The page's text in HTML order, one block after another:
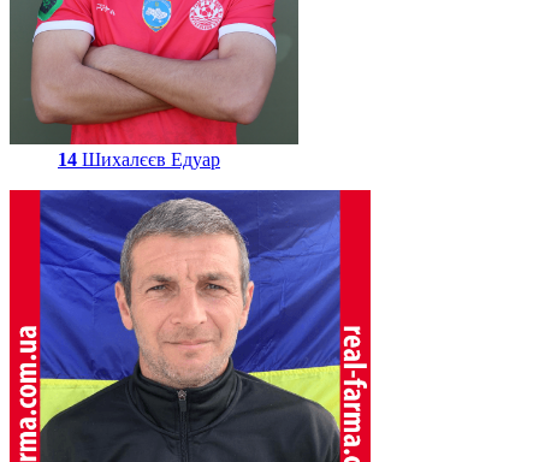
14 Шихалєєв Едуар